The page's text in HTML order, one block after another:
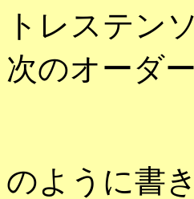
トレステン
次のオーダ
のように書